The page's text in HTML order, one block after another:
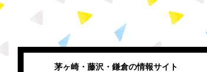
茅ヶ崎・藤沢・鎌倉の情報サイト